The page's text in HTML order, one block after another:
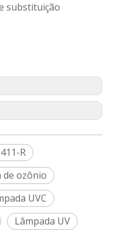
substituição
R
de ozônio
UVC
Lâmpada UV